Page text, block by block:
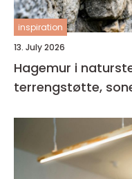
inspiration
13. July 2026
Hagemur i
terrengstøtte,